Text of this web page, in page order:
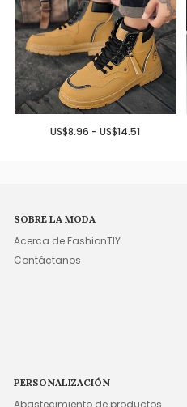
US$8.96 - US$14.51
SOBRE LA MODA
Acerca de FashionTIY
Contáctanos
PERSONALIZACIÓN
Abastecimiento de productos